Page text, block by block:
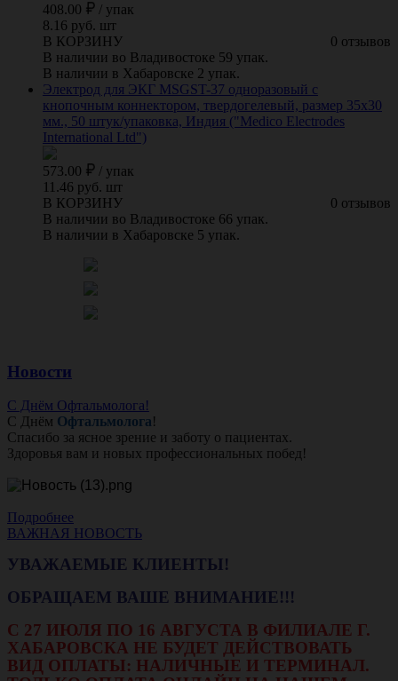
408.00 / упак
8.16 руб. шт
0 отзывов
В КОРЗИНУ
В наличии во Владивостоке 59 упак.
В наличии в Хабаровске 2 упак.
Электрод для ЭКГ MSGST-37 одноразовый с
кнопочным коннектором, твердогелевый, размер 35х30
мм., 50 штук/упаковка, Индия ("Medico Electrodes
International Ltd")
573.00 / упак
11.46 руб. шт
0 отзывов
В КОРЗИНУ
В наличии во Владивостоке 66 упак.
В наличии в Хабаровске 5 упак.
Новости
С Днём Офтальмолога!
С Днём Офтальмолога!
Спасибо за ясное зрение и заботу о пациентах.
Здоровья вам и новых профессиональных побед!
Подробнее
ВАЖНАЯ НОВОСТЬ
УВАЖАЕМЫЕ КЛИЕНТЫ!
ОБРАЩАЕМ ВАШЕ ВНИМАНИЕ!!!
С 27 ИЮЛЯ ПО 16 АВГУСТА В ФИЛИАЛЕ Г.
ХАБАРОВСКА НЕ БУДЕТ ДЕЙСТВОВАТЬ
ВИД ОПЛАТЫ: НАЛИЧНЫЕ И ТЕРМИНАЛ.